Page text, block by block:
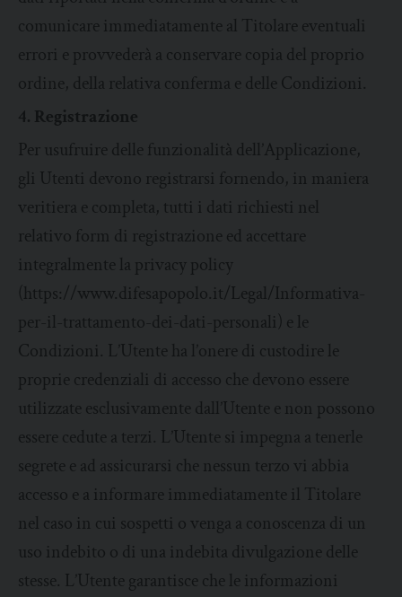
comunicare immediatamente al Titolare eventuali
errori e provvederà a conservare copia del proprio
ordine, della relativa conferma e delle Condizioni.
4. Registrazione
Per usufruire delle funzionalità dell’Applicazione,
gli Utenti devono registrarsi fornendo, in maniera
veritiera e completa, tutti i dati richiesti nel
relativo form di registrazione ed accettare
integralmente la privacy policy
(https://www.difesapopolo.it/Legal/Informativa-
per-il-trattamento-dei-dati-personali) e le
Condizioni. L’Utente ha l’onere di custodire le
proprie credenziali di accesso che devono essere
utilizzate esclusivamente dall’Utente e non possono
essere cedute a terzi. L’Utente si impegna a tenerle
segrete e ad assicurarsi che nessun terzo vi abbia
accesso e a informare immediatamente il Titolare
nel caso in cui sospetti o venga a conoscenza di un
uso indebito o di una indebita divulgazione delle
stesse. L’Utente garantisce che le informazioni